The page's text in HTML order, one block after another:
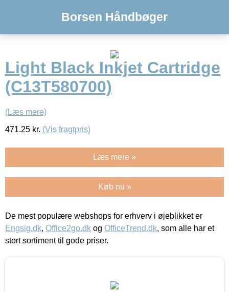
Borsen Håndbøger
Light Black Inkjet Cartridge
(C13T580700)
(Læs mere)
471.25 kr. (Vis fragtpris)
Læs mere »
Køb nu »
De mest populære webshops for erhverv i øjeblikket er
Engsig.dk, Office2go.dk og OfficeTrend.dk, som alle har et
stort sortiment til gode priser.